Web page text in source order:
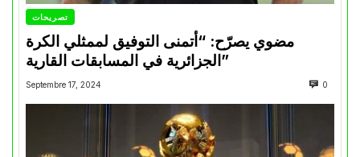
تصريحات
مضوي يصرّح: “أتمنى التوفيق لممثلي الكرة
الجزائرية في المسابقات القارية”
Septembre 17, 2024 0